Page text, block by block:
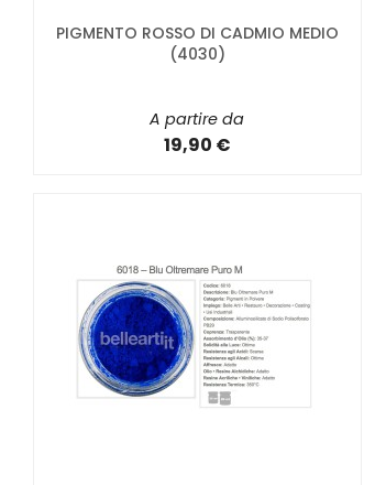
PIGMENTO ROSSO DI CADMIO MEDIO
(4030)
A partire da
19,90 €